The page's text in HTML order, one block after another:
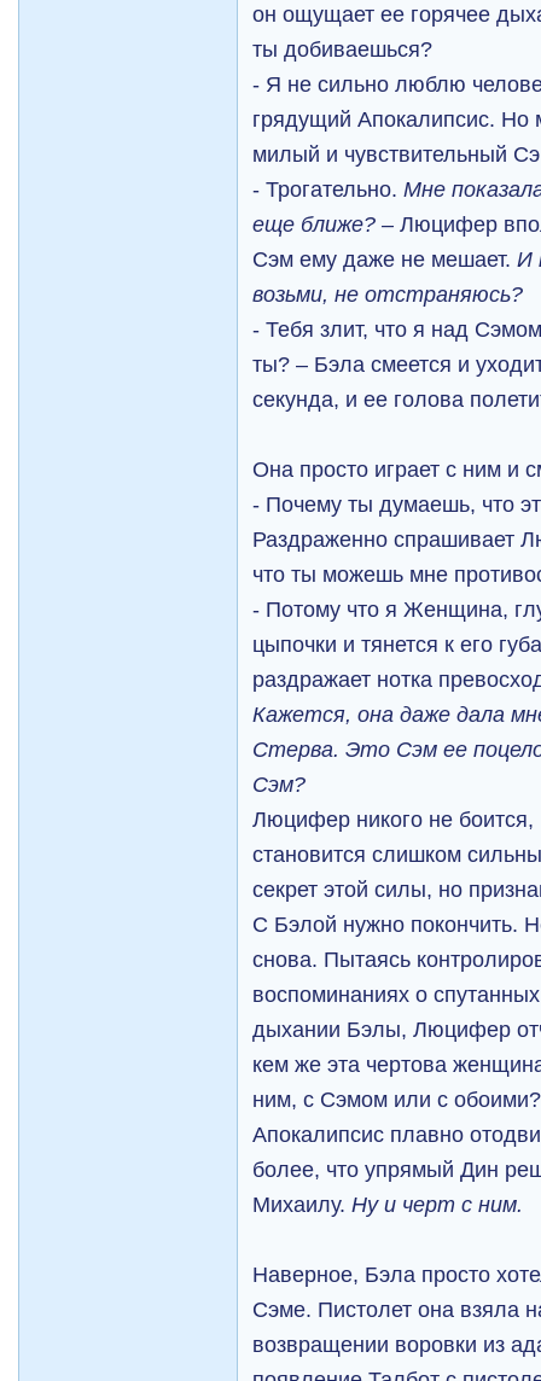
он ощущает ее горячее
ты добиваешься?
- Я не сильно люблю
грядущий Апокалипсис. Но
милый и чувствительный
- Трогательно.Мне
еще ближе? –Люцифер
Сэм ему даже не мешает.И
возьми, не отстраняюсь?
- Тебя злит, что я над
ты? – Бэла смеется и
секунда, и ее голова
Она просто играет с ним и
- Почему ты думаешь, что
Раздраженно спрашивает
что ты можешь мне
- Потому что я Женщина,
цыпочки и тянется к его
раздражает нотка
Кажется, она даже дала
Стерва. Это Сэм ее
Сэм?
Люцифер никого не
становится слишком
секрет этой силы, но
С Бэлой нужно покончить.
снова. Пытаясь
воспоминаниях о
дыхании Бэлы, Люцифер
кем же эта чертова
ним, с Сэмом или с обоими?
Апокалипсис плавно
более, что упрямый Дин
Михаилу.Ну и черт с ним.
Наверное, Бэла просто
Сэме. Пистолет она взяла
возвращении воровки из